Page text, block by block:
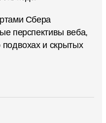
Сбера
перспективы веба,
подвохах и скрытых